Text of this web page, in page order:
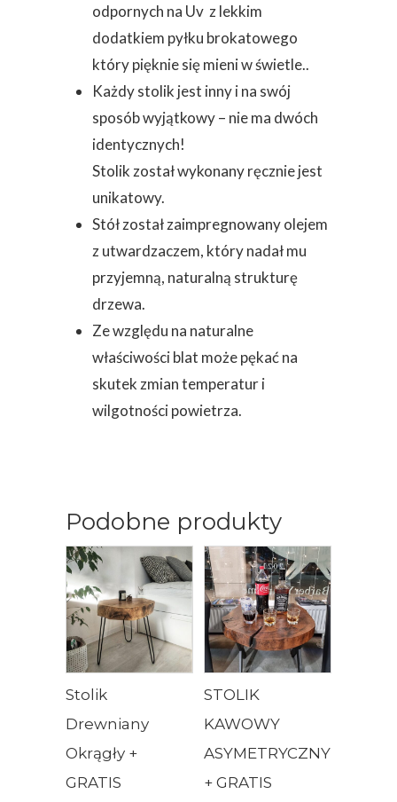
odpornych na Uv z lekkim
dodatkiem pyłku brokatowego
który pięknie się mieni w świetle..
Każdy stolik jest inny i na swój
sposób wyjątkowy – nie ma dwóch
identycznych!
Stolik został wykonany ręcznie jest
unikatowy.
Stół został zaimpregnowany olejem
z utwardzaczem, który nadał mu
przyjemną, naturalną strukturę
drzewa.
Ze względu na naturalne
właściwości blat może pękać na
skutek zmian temperatur i
wilgotności powietrza.
Podobne produkty
Stolik
Drewniany
Okrągły +
GRATIS
STOLIK
KAWOWY
ASYMETRYCZNY
+ GRATIS